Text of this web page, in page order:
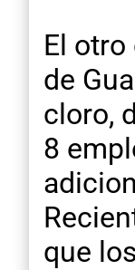
El
de
cloro,
8
que